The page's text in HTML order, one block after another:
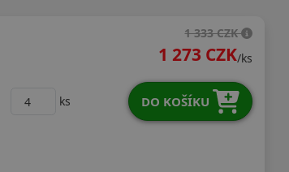
1 333 CZK
1 273 CZK/ks
ks DO KOŠÍKU